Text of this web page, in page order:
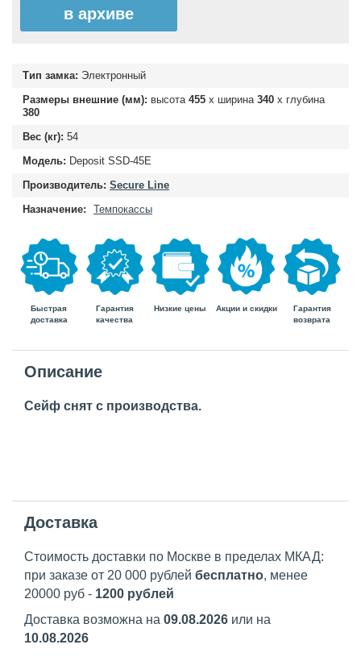
в архиве
Тип замка: Электронный
Размеры внешние (мм): высота 455 х ширина 340 х глубина
380
Вес (кг): 54
Модель: Deposit SSD-45E
Производитель: Secure Line
Назначение:
Темпокассы
Быстрая
доставка
Гарантия
качества
Низкие цены Акции и скидки
Гарантия
возврата
Описание
Сейф снят с производства.
Доставка
Стоимость доставки по Москве в пределах МКАД:
при заказе от 20 000 рублей бесплатно, менее
20000 руб - 1200 рублей
Доставка возможна на 09.08.2026 или на
10.08.2026